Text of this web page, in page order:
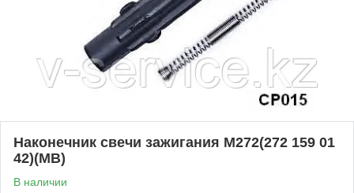
Наконечник свечи зажигания M272(272 159 01
42)(MB)
В наличии